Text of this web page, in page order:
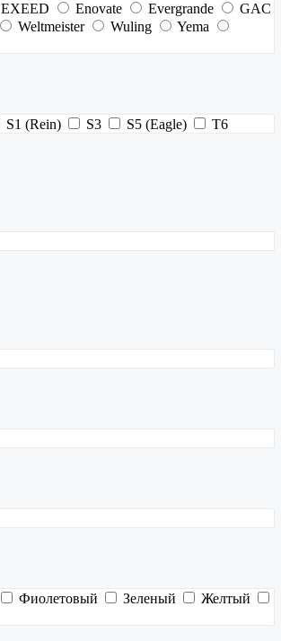
EXEED Enovate Evergrande
GAC
Weltmeister Wuling
Yema
S1 (Rein) S3 S5 (Eagle) T6
Фиолетовый Зеленый
Желтый